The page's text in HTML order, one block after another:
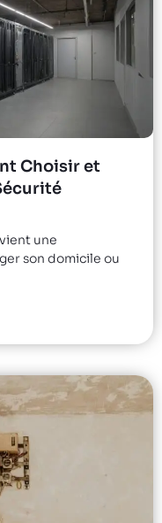
Choisir et
une
son domicile ou